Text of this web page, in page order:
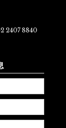
2407 8840